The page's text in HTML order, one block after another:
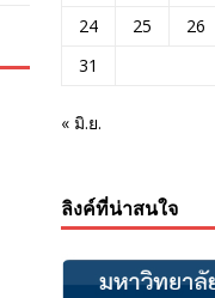
24
25 26
31
« มิ.ย.
ลิงค์ที่น่าสนใจ